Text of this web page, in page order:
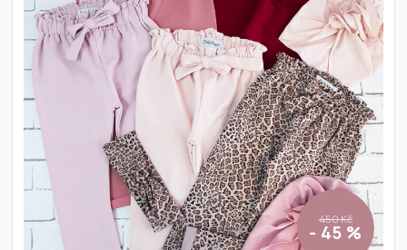
450 Kč
- 45 %